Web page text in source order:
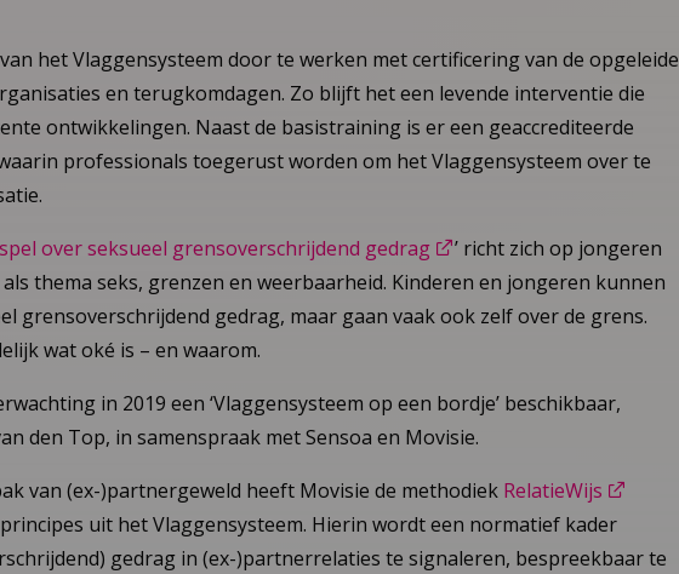
het Vlaggensysteem door te werken met certificering van de opgeleide
en terugkomdagen. Zo blijft het een levende interventie die
ontwikkelingen. Naast de basistraining is er een geaccrediteerde
professionals toegerust worden om het Vlaggensysteem over te
spel over seksueel grensoverschrijdend gedrag
’ richt zich op jongeren
thema seks, grenzen en weerbaarheid. Kinderen en jongeren kunnen
grensoverschrijdend gedrag, maar gaan vaak ook zelf over de grens.
wat oké is – en waarom.
in 2019 een ‘Vlaggensysteem op een bordje’ beschikbaar,
den Top, in samenspraak met Sensoa en Movisie.
van (ex-)partnergeweld heeft Movisie de methodiek RelatieWijs
uit het Vlaggensysteem. Hierin wordt een normatief kader
gedrag in (ex-)partnerrelaties te signaleren, bespreekbaar te